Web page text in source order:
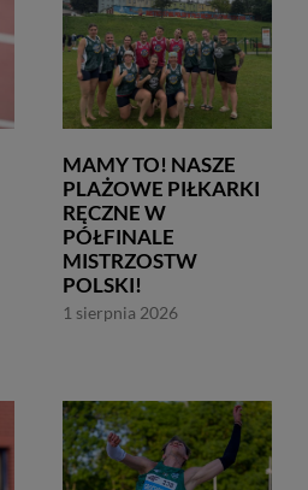
MAMY TO! NASZE
PLAŻOWE PIŁKARKI
RĘCZNE W
PÓŁFINALE
MISTRZOSTW
POLSKI!
1 sierpnia 2026